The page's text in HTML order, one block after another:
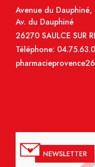
Avenue du
Av. du Dauphiné
26270 SAULCE SUR
Téléphone:
NEWSLETTER